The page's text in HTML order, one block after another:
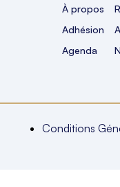
À propos
Adhésion
Agenda
Conditions